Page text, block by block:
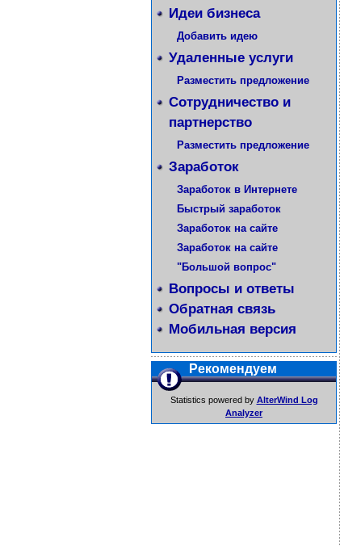
Идеи бизнеса
Добавить идею
Удаленные услуги
Разместить предложение
Сотрудничество и
партнерство
Разместить предложение
Заработок
Заработок в Интернете
Быстрый заработок
Заработок на сайте
Заработок на сайте
"Большой вопрос"
Вопросы и ответы
Обратная связь
Мобильная версия
Рекомендуем
Statistics powered by AlterWind Log
Analyzer